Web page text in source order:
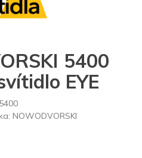
5400
EYE
5400
NOWODVORSKI